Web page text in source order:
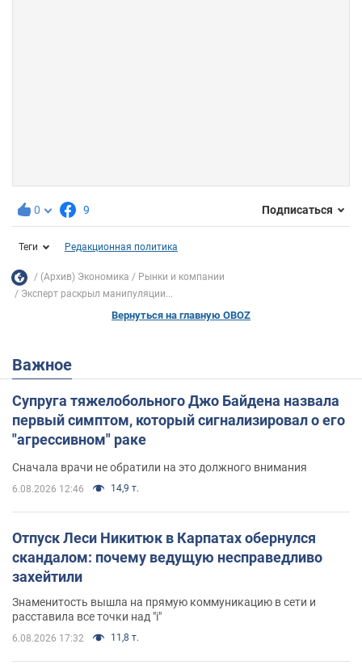
0 9 Подписаться
Теги Редакционная политика
(Архив) Экономика
Рынки и компании
Эксперт раскрыл манипуляции...
Вернуться на главную OBOZ
Важное
Супруга тяжелобольного Джо Байдена назвала
первый симптом, который сигнализировал о его
"агрессивном" раке
Сначала врачи не обратили на это должного внимания
6.08.2026 12:46 14,9 т.
Отпуск Леси Никитюк в Карпатах обернулся
скандалом: почему ведущую несправедливо
захейтили
Знаменитость вышла на прямую коммуникацию в сети и
расставила все точки над "i"
6.08.2026 17:32 11,8 т.